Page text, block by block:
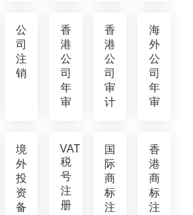
公
司
注
销
香
港
公
司
年
审
香
港
公
司
审
计
海
外
公
司
年
审
境
外
投
资
备
VAT
税
号
注
册
国
际
商
标
注
香
港
商
标
注